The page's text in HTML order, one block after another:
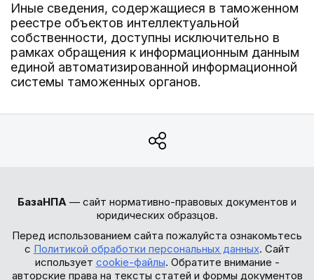
Иные сведения, содержащиеся в таможенном
реестре объектов интеллектуальной
собственности, доступны исключительно в
рамках обращения к информационным данным
единой автоматизированной информационной
системы таможенных органов.
БазаНПА — сайт нормативно-правовых документов и
юридических образцов.
Перед использованием сайта пожалуйста ознакомьтесь
с Политикой обработки персональных данных. Сайт
использует cookie-файлы. Обратите внимание -
авторские права на тексты статей и формы документов